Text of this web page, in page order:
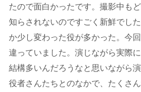
たので面白かったです。撮影中も
知らされないのですごく新鮮でし
か少し変わった役が多かった。今
違っていました。演じながら実際
結構多いんだろうなと思いながら
役者さんたちとのなかで、たくさ